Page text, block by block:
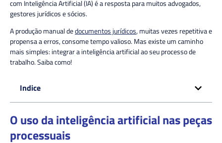
com Inteligência Artificial (IA) é a resposta para muitos advogados,
gestores jurídicos e sócios.
A produção manual dedocumentos jurídicos, muitas vezes repetitiva e
propensa a erros, consome tempo valioso. Mas existe um caminho
mais simples: integrar a inteligência artificial ao seu processo de
trabalho. Saiba como!
Indice
O uso da inteligência artificial nas peças
processuais